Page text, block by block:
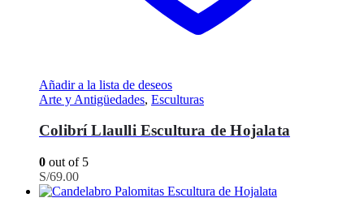
Añadir a la lista de deseos
Arte y Antigüedades, Esculturas
Colibrí Llaulli Escultura de Hojalata
0 out of 5
S/69.00